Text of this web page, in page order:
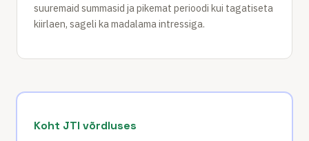
suuremaid summasid ja pikemat perioodi kui tagatiseta
kiirlaen, sageli ka madalama intressiga.
Koht JTI võrdluses